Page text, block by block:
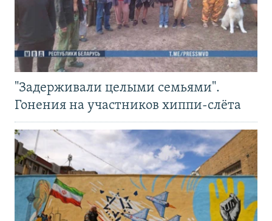
"Задерживали целыми семьями".
Гонения на участников хиппи-слёта